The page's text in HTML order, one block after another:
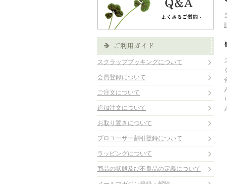
スクラップブッキングについて
会員登録について
ご注文について
追加注文について
お取り置きについて
プロユーザー割引登録について
ラッピングについて
商品の状態及び不良品の定義について